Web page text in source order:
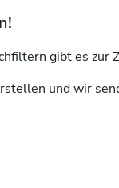
gibt es
und wir